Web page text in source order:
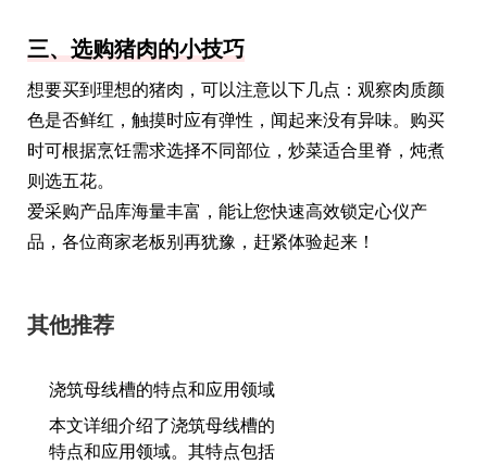
三、选购猪肉的小技巧
想要买到理想的猪肉，可以注意以下几点：观察肉质颜
色是否鲜红，触摸时应有弹性，闻起来没有异味。购买
时可根据烹饪需求选择不同部位，炒菜适合里脊，炖煮
则选五花。
爱采购产品库海量丰富，能让您快速高效锁定心仪产
品，各位商家老板别再犹豫，赶紧体验起来！
其他推荐
浇筑母线槽的特点和应用领域
本文详细介绍了浇筑母线槽的
特点和应用领域。其特点包括